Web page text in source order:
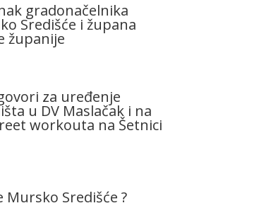
gradonačelnika
Središće i župana
županije
za uređenje
u DV Maslačak i na
workouta na Šetnici
Mursko Središće ?